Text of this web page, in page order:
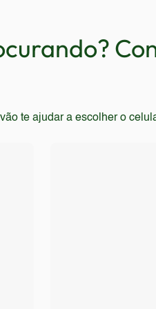
te ajudar a escolher o